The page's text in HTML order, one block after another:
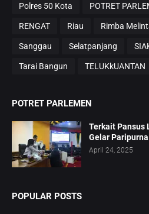
Polres 50 Kota POTRET
RENGAT Riau Rimba
Sanggau Selatpanjang
Tarai Bangun TELUKkUANTAN
POTRET PARLEMEN
Terkait Pansus
Gelar Paripurna
April 24, 2025
POPULAR POSTS